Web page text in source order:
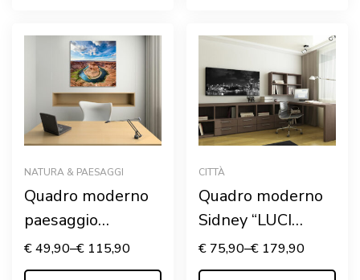
NATURA & PAESAGGI
Quadro moderno
paesaggio
“SPETTACOLO
DELLA NATURA”
€49,90–€ 115,90
CITTÀ
Quadro moderno
Sidney “LUCI
SULLA BAIA”
€ 75,90–€ 179,90